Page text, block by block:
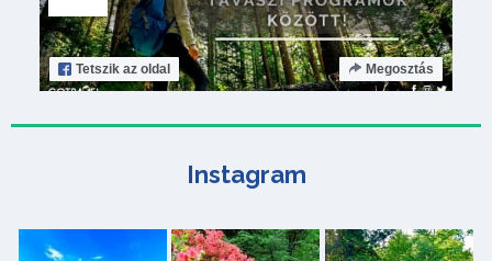
Tetszik az oldal Megosztás
Instagram